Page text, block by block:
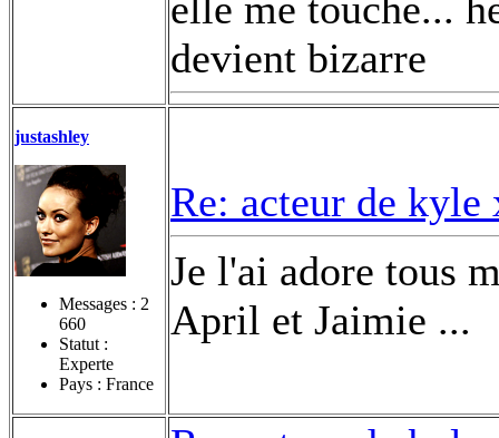
devient bizarre
justashley
Messages : 2
660
Statut :
Experte
Pays : France
Re: acteur de
Je l'ai adore tous
April et Jaimie ...